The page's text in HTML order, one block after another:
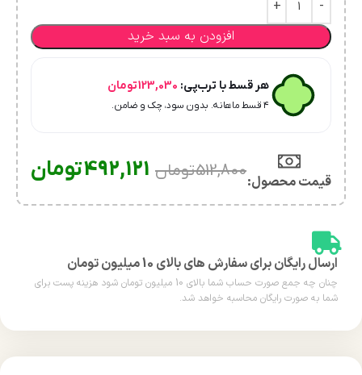
افزودن به سبد خرید
هر قسط با ترب‌پی: 123,030تومان
۴ قسط ماهانه. بدون سود، چک و ضامن.
قیمت محصول:​
512,800تومان 492,121تومان
ارسال رایگان برای سفارش های بالای 10 میلیون تومان
چنان چه جمع صورت حساب شما بالای 10 میلیون تومان شود هزینه پست برای
شما به صورت رایگان محاسبه خواهد شد.